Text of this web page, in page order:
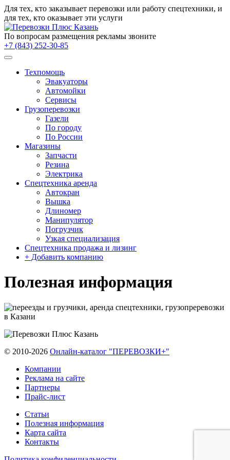
Для тех, кто заказывает перевозки или работу спецтехники, и
для тех, кто оказывает эти услуги
По вопросам размещения рекламы звоните
+7 (843) 252-30-85
Техпомощь
Эвакуаторы
Автомойки
Сервисы
Грузоперевозки
Газели
По городу
По России
Магазины
Запчасти
Резина
Электрика
Спецтехника аренда
Автокран
Вышка
Длиномер
Манипулятор
Погрузчик
Узкая специализация
Спецтехника продажа и лизинг
+ Добавить компанию
Полезная информация
© 2010-2026 Онлайн-каталог "ПЕРЕВОЗКИ+"
Компании
Реклама на сайте
Партнеры
Прайс-лист
Статьи
Полезная информация
Карта сайта
Контакты